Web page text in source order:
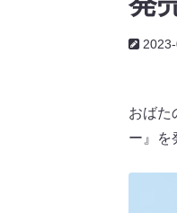
おばた
ー』を